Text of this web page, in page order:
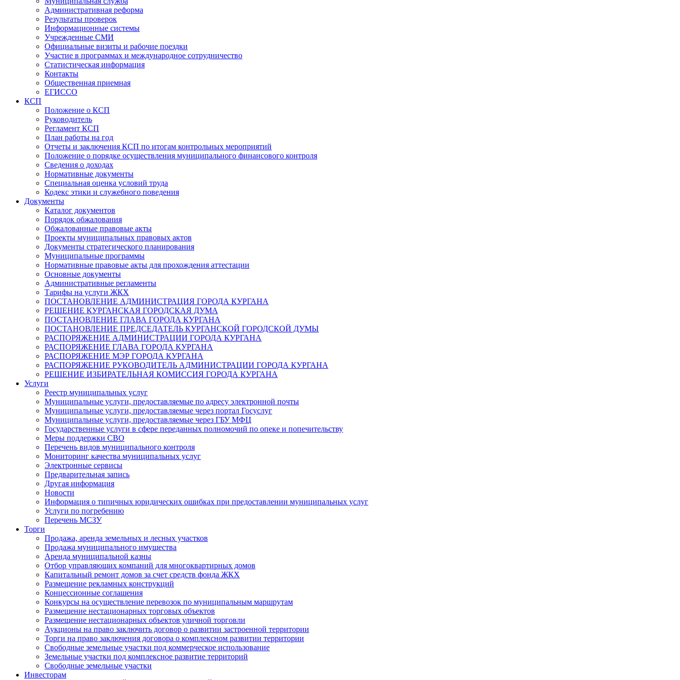
Административная реформа
Результаты проверок
Информационные системы
Учрежденные СМИ
Официальные визиты и рабочие поездки
Участие в программах и международное сотрудничество
Статистическая информация
Контакты
Общественная приемная
ЕГИССО
КСП
Положение о КСП
Руководитель
Регламент КСП
План работы на год
Отчеты и заключения КСП по итогам контрольных мероприятий
Положение о порядке осуществления муниципального финансового контроля
Сведения о доходах
Нормативные документы
Специальная оценка условий труда
Кодекс этики и служебного поведения
Документы
Каталог документов
Порядок обжалования
Обжалованные правовые акты
Проекты муниципальных правовых актов
Документы стратегического планирования
Муниципальные программы
Нормативные правовые акты для прохождения аттестации
Основные документы
Административные регламенты
Тарифы на услуги ЖКХ
ПОСТАНОВЛЕНИЕ АДМИНИСТРАЦИЯ ГОРОДА КУРГАНА
РЕШЕНИЕ КУРГАНСКАЯ ГОРОДСКАЯ ДУМА
ПОСТАНОВЛЕНИЕ ГЛАВА ГОРОДА КУРГАНА
ПОСТАНОВЛЕНИЕ ПРЕДСЕДАТЕЛЬ КУРГАНСКОЙ ГОРОДСКОЙ ДУМЫ
РАСПОРЯЖЕНИЕ АДМИНИСТРАЦИИ ГОРОДА КУРГАНА
РАСПОРЯЖЕНИЕ ГЛАВА ГОРОДА КУРГАНА
РАСПОРЯЖЕНИЕ МЭР ГОРОДА КУРГАНА
РАСПОРЯЖЕНИЕ РУКОВОДИТЕЛЬ АДМИНИСТРАЦИИ ГОРОДА КУРГАНА
РЕШЕНИЕ ИЗБИРАТЕЛЬНАЯ КОМИССИЯ ГОРОДА КУРГАНА
Услуги
Реестр муниципальных услуг
Муниципальные услуги, предоставляемые по адресу электронной почты
Муниципальные услуги, предоставляемые через портал Госуслуг
Муниципальные услуги, предоставляемые через ГБУ МФЦ
Государственные услуги в сфере переданных полномочий по опеке и попечительству
Меры поддержки СВО
Перечень видов муниципального контроля
Мониторинг качества муниципальных услуг
Электронные сервисы
Предварительная запись
Другая информация
Новости
Информация о типичных юридических ошибках при предоставлении муниципальных услуг
Услуги по погребению
Перечень МСЗУ
Торги
Продажа, аренда земельных и лесных участков
Продажа муниципального имущества
Аренда муниципальной казны
Отбор управляющих компаний для многоквартирных домов
Капитальный ремонт домов за счет средств фонда ЖКХ
Размещение рекламных конструкций
Концессионные соглашения
Конкурсы на осуществление перевозок по муниципальным маршрутам
Размещение нестационарных торговых объектов
Размещение нестационарных объектов уличной торговли
Аукционы на право заключить договор о развитии застроенной территории
Торги на право заключения договора о комплексном развитии территории
Свободные земельные участки под коммерческое использование
Земельные участки под комплексное развитие территорий
Свободные земельные участки
Инвесторам